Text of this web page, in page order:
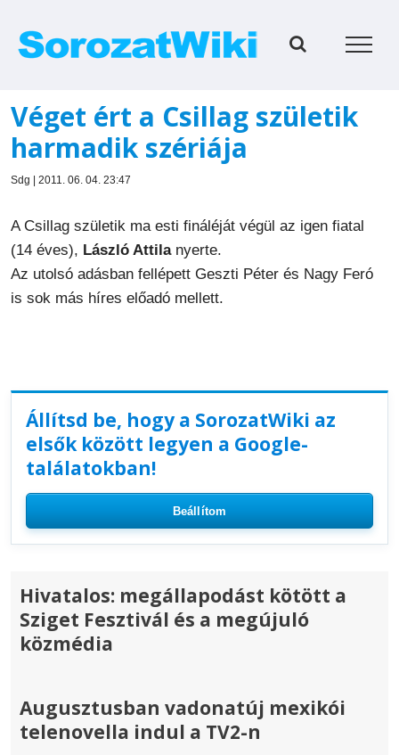
Véget ért a Csillag születik
harmadik szériája
Sdg | 2011. 06. 04. 23:47
A Csillag születik ma esti fináléját végül az igen fiatal
(14 éves), László Attilanyerte.
Az utolsó adásban fellépett Geszti Péter és Nagy Feró
is sok más híres előadó mellett.
Állítsd be, hogy a SorozatWiki az
elsők között legyen a Google-
találatokban!
Beállítom
Hivatalos: megállapodást kötött a
Sziget Fesztivál és a megújuló
közmédia
Augusztusban vadonatúj mexikói
telenovella indul a TV2-n